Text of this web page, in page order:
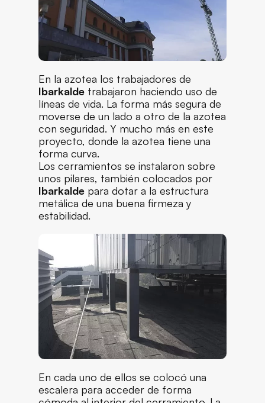
En la azotea los trabajadores de
Ibarkalde trabajaron haciendo uso de
líneas de vida. La forma más segura de
moverse de un lado a otro de la azotea
con seguridad. Y mucho más en este
proyecto, donde la azotea tiene una
forma curva.
Los cerramientos se instalaron sobre
unos pilares, también colocados por
Ibarkalde para dotar a la estructura
metálica de una buena firmeza y
estabilidad.
En cada uno de ellos se colocó una
escalera para acceder de forma